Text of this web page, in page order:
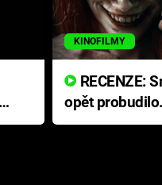
KINOFILMY
opět
přichází s